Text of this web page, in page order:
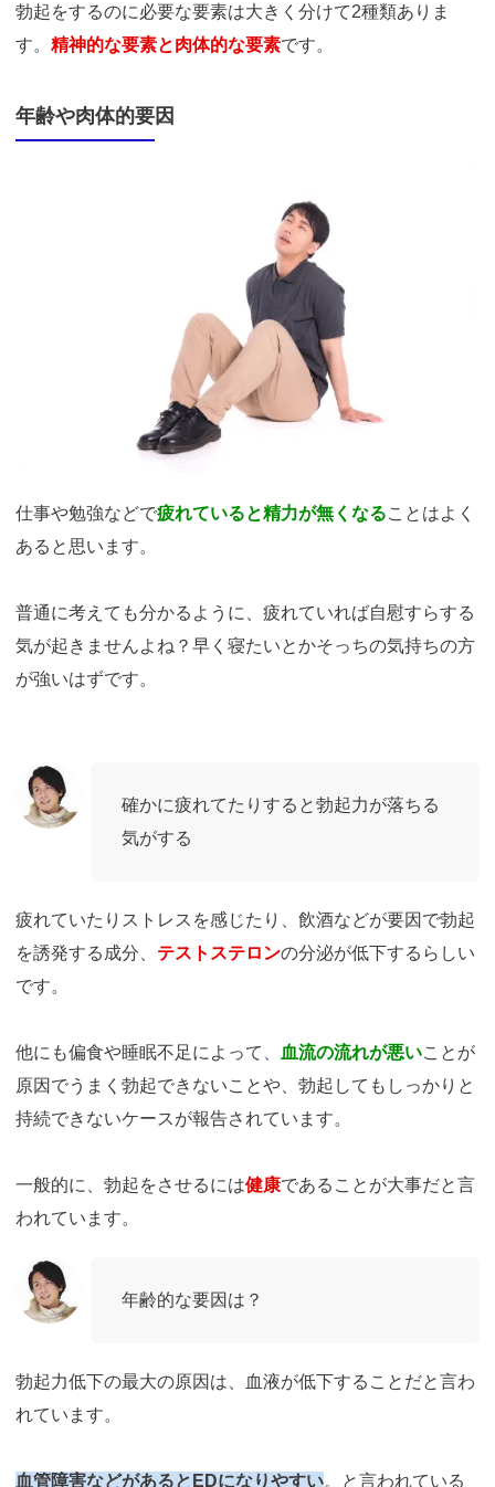
勃起をするのに必要な要素は大きく分けて2種類ありま
す。 精神的な要素と肉体的な要素です。
年齢や肉体的要因
https://www.pakutaso.com/20190639175post-21684.html
仕事や勉強などで疲れていると精力が無くなることはよく
あると思います。
普通に考えても分かるように、疲れていれば自慰すらする
気が起きませんよね？早く寝たいとかそっちの気持ちの方
が強いはずです。
確かに疲れてたりすると勃起力が落ちる
気がする
疲れていたりストレスを感じたり、飲酒などが要因で勃起
を誘発する成分、 テストステロンの分泌が低下するらしい
です。
他にも偏食や睡眠不足によって、 血流の流れが悪いことが
原因でうまく勃起できないことや、勃起してもしっかりと
持続できないケースが報告されています。
一般的に、勃起をさせるには健康であることが大事だと言
われています。
年齢的な要因は？
勃起力低下の最大の原因は、血液が低下することだと言わ
れています。
血管障害などがあるとEDになりやすい。と言われている